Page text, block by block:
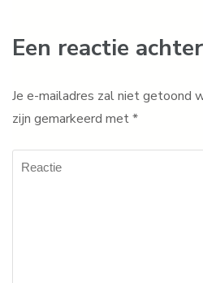
Een reactie
Je e-mailadres zal niet getoond
zijn gemarkeerd met*
Reactie